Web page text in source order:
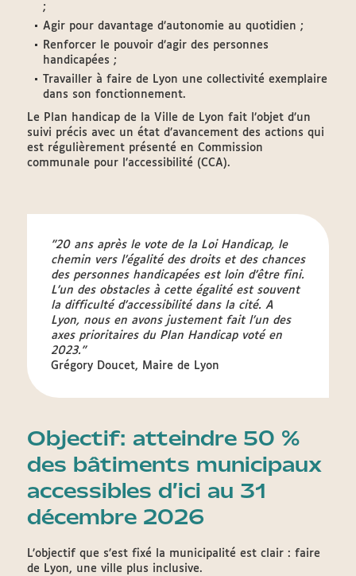
;
Agir pour davantage d’autonomie au quotidien ;
Renforcer le pouvoir d’agir des personnes
handicapées ;
Travailler à faire de Lyon une collectivité exemplaire
dans son fonctionnement.
Le Plan handicap de la Ville de Lyon fait l’objet d’un
suivi précis avec un état d’avancement des actions qui
est régulièrement présenté en Commission
communale pour l’accessibilité (CCA).
"20 ans après le vote de la Loi Handicap, le
chemin vers l’égalité des droits et des chances
des personnes handicapées est loin d’être fini.
L’un des obstacles à cette égalité est souvent
la difficulté d’accessibilité dans la cité. A
Lyon, nous en avons justement fait l’un des
axes prioritaires du Plan Handicap voté en
2023."
Grégory Doucet, Maire de Lyon
Objectif: atteindre 50 %
des bâtiments municipaux
accessibles d’ici au 31
décembre 2026
L’objectif que s’est fixé la municipalité est clair : faire
de Lyon, une ville plus inclusive.